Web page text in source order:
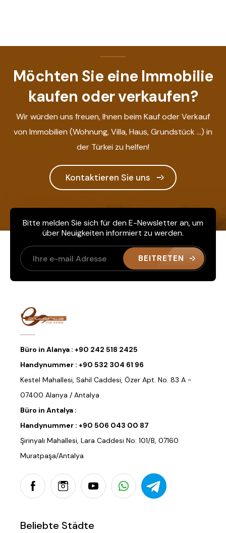
Möchten Sie eine Immobilie
kaufen oder verkaufen?
Wir würden uns freuen, Ihnen beim Kauf oder Verkauf
von Immobilien (Wohnung, Villa, Haus, Grundstück ...) in
der Türkei zu helfen!
Kontaktieren Sie uns
Bitte melden Sie sich für den E-Newsletter an, um
über Neuigkeiten informiert zu werden.
BEITRETEN
Büro in Alanya : +90 242 518 2425
Handynummer : +90 532 304 61 96
Kestel Mahallesi, Sahil Caddesi, Özer Apt. No. 83 A -
07400 Alanya / Antalya
Büro in Antalya :
Handynummer : +90 506 043 00 87
Şirinyalı Mahallesi, Lara Caddesi No: 101/B, 07160
Muratpaşa/Antalya
Beliebte Städte